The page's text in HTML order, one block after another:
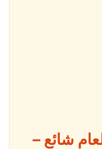
شائع –